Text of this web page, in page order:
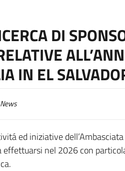
DI
IN EL
ed iniziative dell’Ambasciata
nel 2026 con